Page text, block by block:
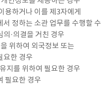
용하거나 이를 제3자에게
정하는 소관 업무를 수행할 수
·의결을 거친 경우
위하여 외국정보 또는
요한 경우
지를 위하여 필요한 경우
필요한 경우